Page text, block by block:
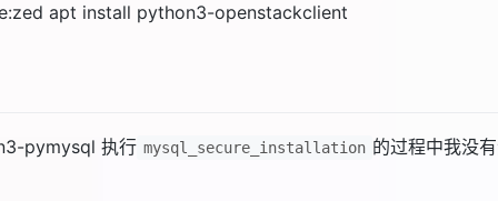
apt install python3-openstackclient
pymysql 执行 mysql_secure_installation 的过程中我没